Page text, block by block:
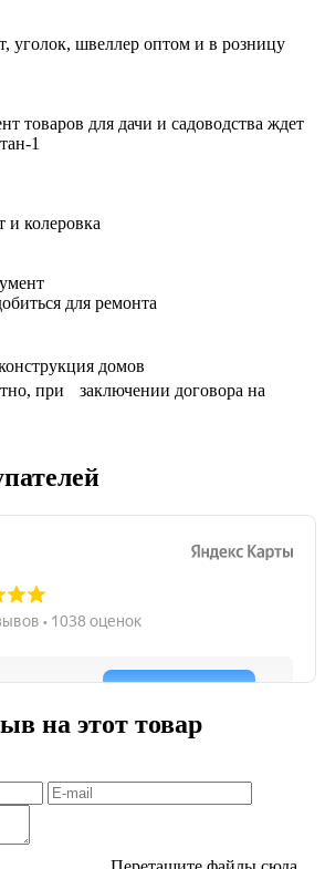
уголок, швеллер оптом и в розницу
товаров для дачи и садоводства ждет
1
и колеровка
для ремонта
домов
при заключении договора на
на этот товар